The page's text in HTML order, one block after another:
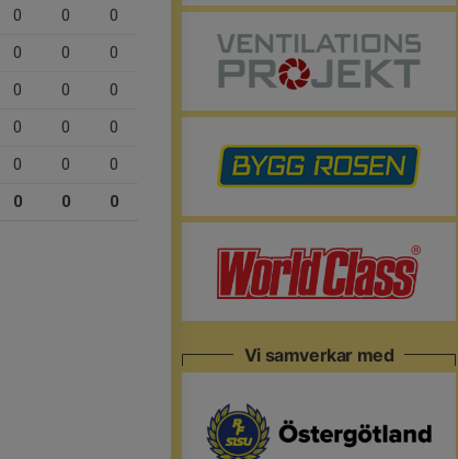
0 0
0
0 0
0
0 0
0
0 0
0
0 0
0
0 0 0
Vi samverkar med